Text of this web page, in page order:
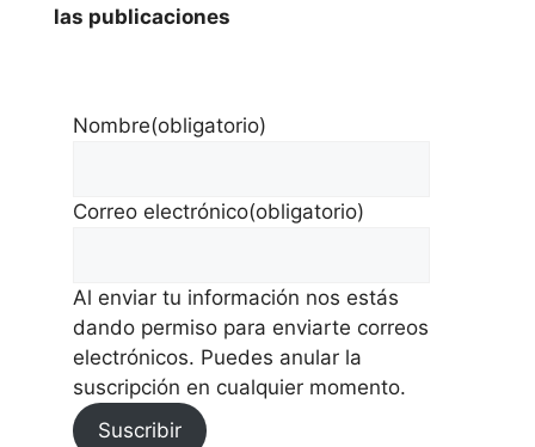
las publicaciones
Nombre(obligatorio)
Correo electrónico(obligatorio)
Al enviar tu información nos estás
dando permiso para enviarte correos
electrónicos. Puedes anular la
suscripción en cualquier momento.
Suscribir